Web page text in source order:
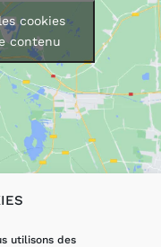
utilisons des
cookies
contenu
AUTRES PAGES